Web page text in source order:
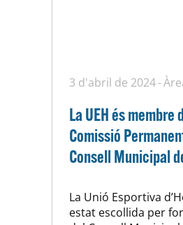
3 d'abril de 2024
La UEH és membre
Comissió
Consell Municipal
La Unió Esportiva
estat escollida per